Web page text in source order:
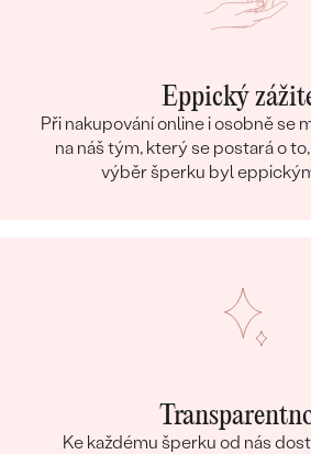
Eppický
Při nakupování online i osobně se
na náš tým, který se postará o
výběr šperku byl
Ke každému šperku od nás